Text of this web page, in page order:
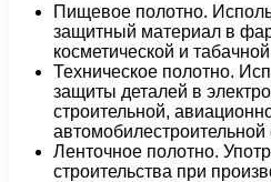
Пищевое полотно.
защитный материал в
косметической и
Техническое полотно.
защиты деталей в
строительной,
Ленточное полотно.
строительства при